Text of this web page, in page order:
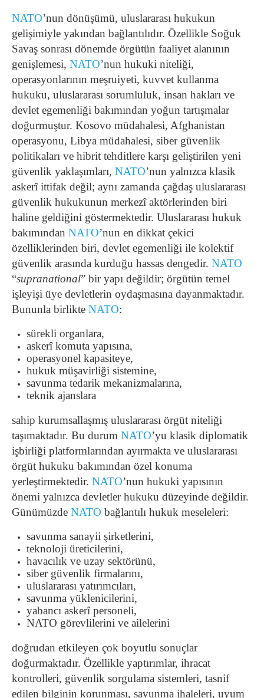
NATO’nun dönüşümü, uluslararası hukukun
gelişimiyle yakından bağlantılıdır. Özellikle Soğuk
Savaş sonrası dönemde örgütün faaliyet alanının
genişlemesi, NATO’nun hukuki niteliği,
operasyonlarının meşruiyeti, kuvvet kullanma
hukuku, uluslararası sorumluluk, insan hakları ve
devlet egemenliği bakımından yoğun tartışmalar
doğurmuştur. Kosovo müdahalesi, Afghanistan
operasyonu, Libya müdahalesi, siber güvenlik
politikaları ve hibrit tehditlere karşı geliştirilen yeni
güvenlik yaklaşımları, NATO’nun yalnızca klasik
askerî ittifak değil; aynı zamanda çağdaş uluslararası
güvenlik hukukunun merkezî aktörlerinden biri
haline geldiğini göstermektedir. Uluslararası hukuk
bakımından NATO’nun en dikkat çekici
özelliklerinden biri, devlet egemenliği ile kolektif
güvenlik arasında kurduğu hassas dengedir. NATO
“supranational” bir yapı değildir; örgütün temel
işleyişi üye devletlerin oydaşmasına dayanmaktadır.
Bununla birlikte NATO:
sürekli organlara,
askerî komuta yapısına,
operasyonel kapasiteye,
hukuk müşavirliği sistemine,
savunma tedarik mekanizmalarına,
teknik ajanslara
sahip kurumsallaşmış uluslararası örgüt niteliği
taşımaktadır. Bu durum NATO’yu klasik diplomatik
işbirliği platformlarından ayırmakta ve uluslararası
örgüt hukuku bakımından özel konuma
yerleştirmektedir. NATO’nun hukuki yapısının
önemi yalnızca devletler hukuku düzeyinde değildir.
Günümüzde NATO bağlantılı hukuk meseleleri:
savunma sanayii şirketlerini,
teknoloji üreticilerini,
havacılık ve uzay sektörünü,
siber güvenlik firmalarını,
uluslararası yatırımcıları,
savunma yüklenicilerini,
yabancı askerî personeli,
NATO görevlilerini ve ailelerini
doğrudan etkileyen çok boyutlu sonuçlar
doğurmaktadır. Özellikle yaptırımlar, ihracat
kontrolleri, güvenlik sorgulama sistemleri, tasnif
edilen bilginin korunması, savunma ihaleleri, uyum